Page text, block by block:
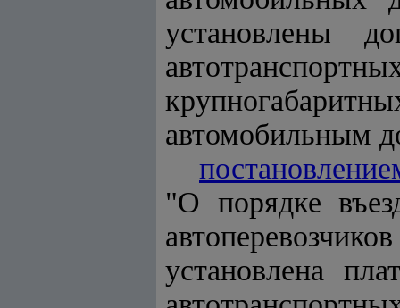
установлены
автомобильным
"О порядке
установлена